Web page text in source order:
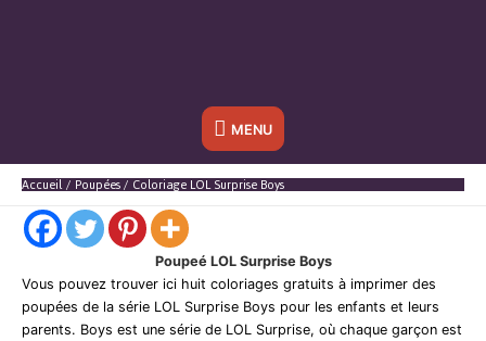
Sous
l'en-
MENU
Accueil Poupées Coloriage LOL Surprise Boys
Poupeé LOL Surprise Boys
Vous pouvez trouver ici huit coloriages gratuits à imprimer des
poupées de la série LOL Surprise Boys pour les enfants et leurs
parents. Boys est une série de LOL Surprise, où chaque garçon est